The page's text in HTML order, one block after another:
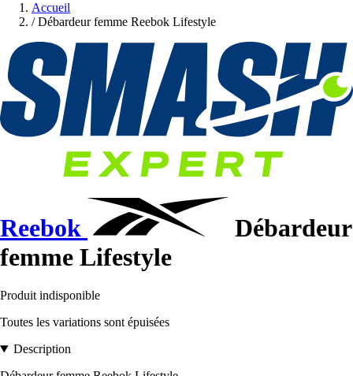
Accueil
/ Débardeur femme Reebok Lifestyle
Reebok
Débardeur
femme Lifestyle
Produit indisponible
Toutes les variations sont épuisées
Description